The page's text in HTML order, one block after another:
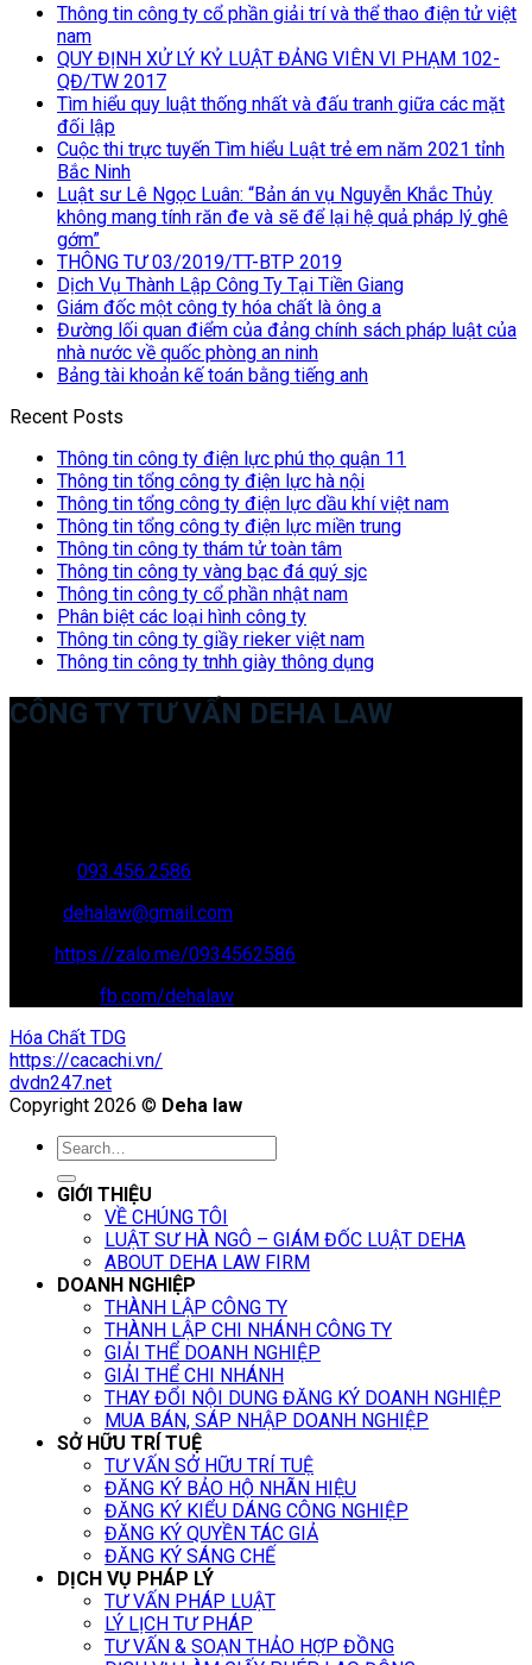
Thông tin công ty cổ phần giải trí và thể thao điện tử việt
nam
QUY ĐỊNH XỬ LÝ KỶ LUẬT ĐẢNG VIÊN VI PHẠM 102-
QĐ/TW 2017
Tìm hiểu quy luật thống nhất và đấu tranh giữa các mặt
đối lập
Cuộc thi trực tuyến Tìm hiểu Luật trẻ em năm 2021 tỉnh
Bắc Ninh
Luật sư Lê Ngọc Luân: “Bản án vụ Nguyễn Khắc Thủy
không mang tính răn đe và sẽ để lại hệ quả pháp lý ghê
gớm”
THÔNG TƯ 03/2019/TT-BTP 2019
Dịch Vụ Thành Lập Công Ty Tại Tiền Giang
Giám đốc một công ty hóa chất là ông a
Đường lối quan điểm của đảng chính sách pháp luật của
nhà nước về quốc phòng an ninh
Bảng tài khoản kế toán bằng tiếng anh
Recent Posts
Thông tin công ty điện lực phú thọ quận 11
Thông tin tổng công ty điện lực hà nội
Thông tin tổng công ty điện lực dầu khí việt nam
Thông tin tổng công ty điện lực miền trung
Thông tin công ty thám tử toàn tâm
Thông tin công ty vàng bạc đá quý sjc
Thông tin công ty cổ phần nhật nam
Phân biệt các loại hình công ty
Thông tin công ty giầy rieker việt nam
Thông tin công ty tnhh giày thông dụng
CÔNG TY TƯ VẤN DEHA LAW
093.456.2586
dehalaw@gmail.com
https://zalo.me/0934562586
fb.com/dehalaw
Hóa Chất TDG
https://cacachi.vn/
dvdn247.net
Copyright 2026 © Deha law
GIỚI THIỆU
VỀ CHÚNG TÔI
LUẬT SƯ HÀ NGÔ – GIÁM ĐỐC LUẬT DEHA
ABOUT DEHA LAW FIRM
DOANH NGHIỆP
THÀNH LẬP CÔNG TY
THÀNH LẬP CHI NHÁNH CÔNG TY
GIẢI THỂ DOANH NGHIỆP
GIẢI THỂ CHI NHÁNH
THAY ĐỔI NỘI DUNG ĐĂNG KÝ DOANH NGHIỆP
MUA BÁN, SÁP NHẬP DOANH NGHIỆP
SỞ HỮU TRÍ TUỆ
TƯ VẤN SỞ HỮU TRÍ TUỆ
ĐĂNG KÝ BẢO HỘ NHÃN HIỆU
ĐĂNG KÝ KIỂU DÁNG CÔNG NGHIỆP
ĐĂNG KÝ QUYỀN TÁC GIẢ
ĐĂNG KÝ SÁNG CHẾ
DỊCH VỤ PHÁP LÝ
TƯ VẤN PHÁP LUẬT
LÝ LỊCH TƯ PHÁP
TƯ VẤN & SOẠN THẢO HỢP ĐỒNG